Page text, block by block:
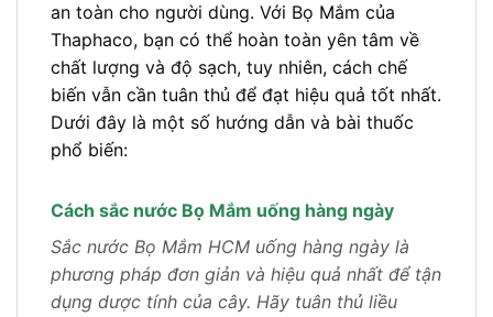
an toàn cho người dùng. Với Bọ Mắm của
Thaphaco, bạn có thể hoàn toàn yên tâm về
chất lượng và độ sạch, tuy nhiên, cách chế
biến vẫn cần tuân thủ để đạt hiệu quả tốt nhất.
Dưới đây là một số hướng dẫn và bài thuốc
phổ biến:
Cách sắc nước Bọ Mắm uống hàng ngày
Sắc nước Bọ Mắm HCM uống hàng ngày là
phương pháp đơn giản và hiệu quả nhất để tận
dụng dược tính của cây. Hãy tuân thủ liều